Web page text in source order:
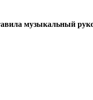
музыкальный